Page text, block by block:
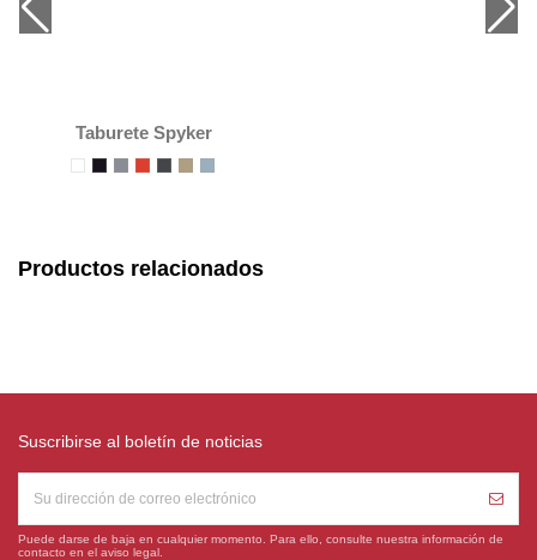
Taburete Spyker
Productos relacionados
Suscribirse al boletín de noticias
Puede darse de baja en cualquier momento. Para ello, consulte nuestra información de
contacto en el aviso legal.